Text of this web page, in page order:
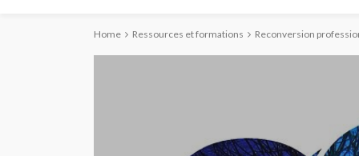
Home Ressources et formations Reconversion